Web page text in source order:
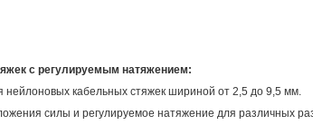
с регулируемым натяжением:
нейлоновых кабельных стяжек шириной от 2,5 до 9,5 мм.
силы и регулируемое натяжение для различных